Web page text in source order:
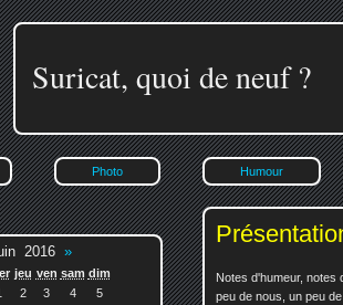
Suricat, quoi de neuf ?
Photo Humour
Notes d'humeur, notes
peu de nous, un peu
2016 »
jeu ven sam dim
2 3 4
5